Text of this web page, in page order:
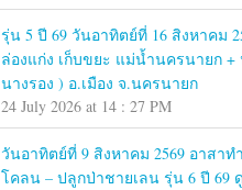
รุ่น 5 ปี 69 วันอาทิตย์ที่ 16 สิงหาคม
ล่องแก่ง เก็บขยะ แม่น้ำนครนายก +
นางรอง ) อ.เมือง จ.นครนายก
24 July 2026 at 14 : 27 PM
วันอาทิตย์ที่ 9 สิงหาคม 2569 อาสาท
โคลน – ปลูกป่าชายเลน รุ่น 6 ปี 69